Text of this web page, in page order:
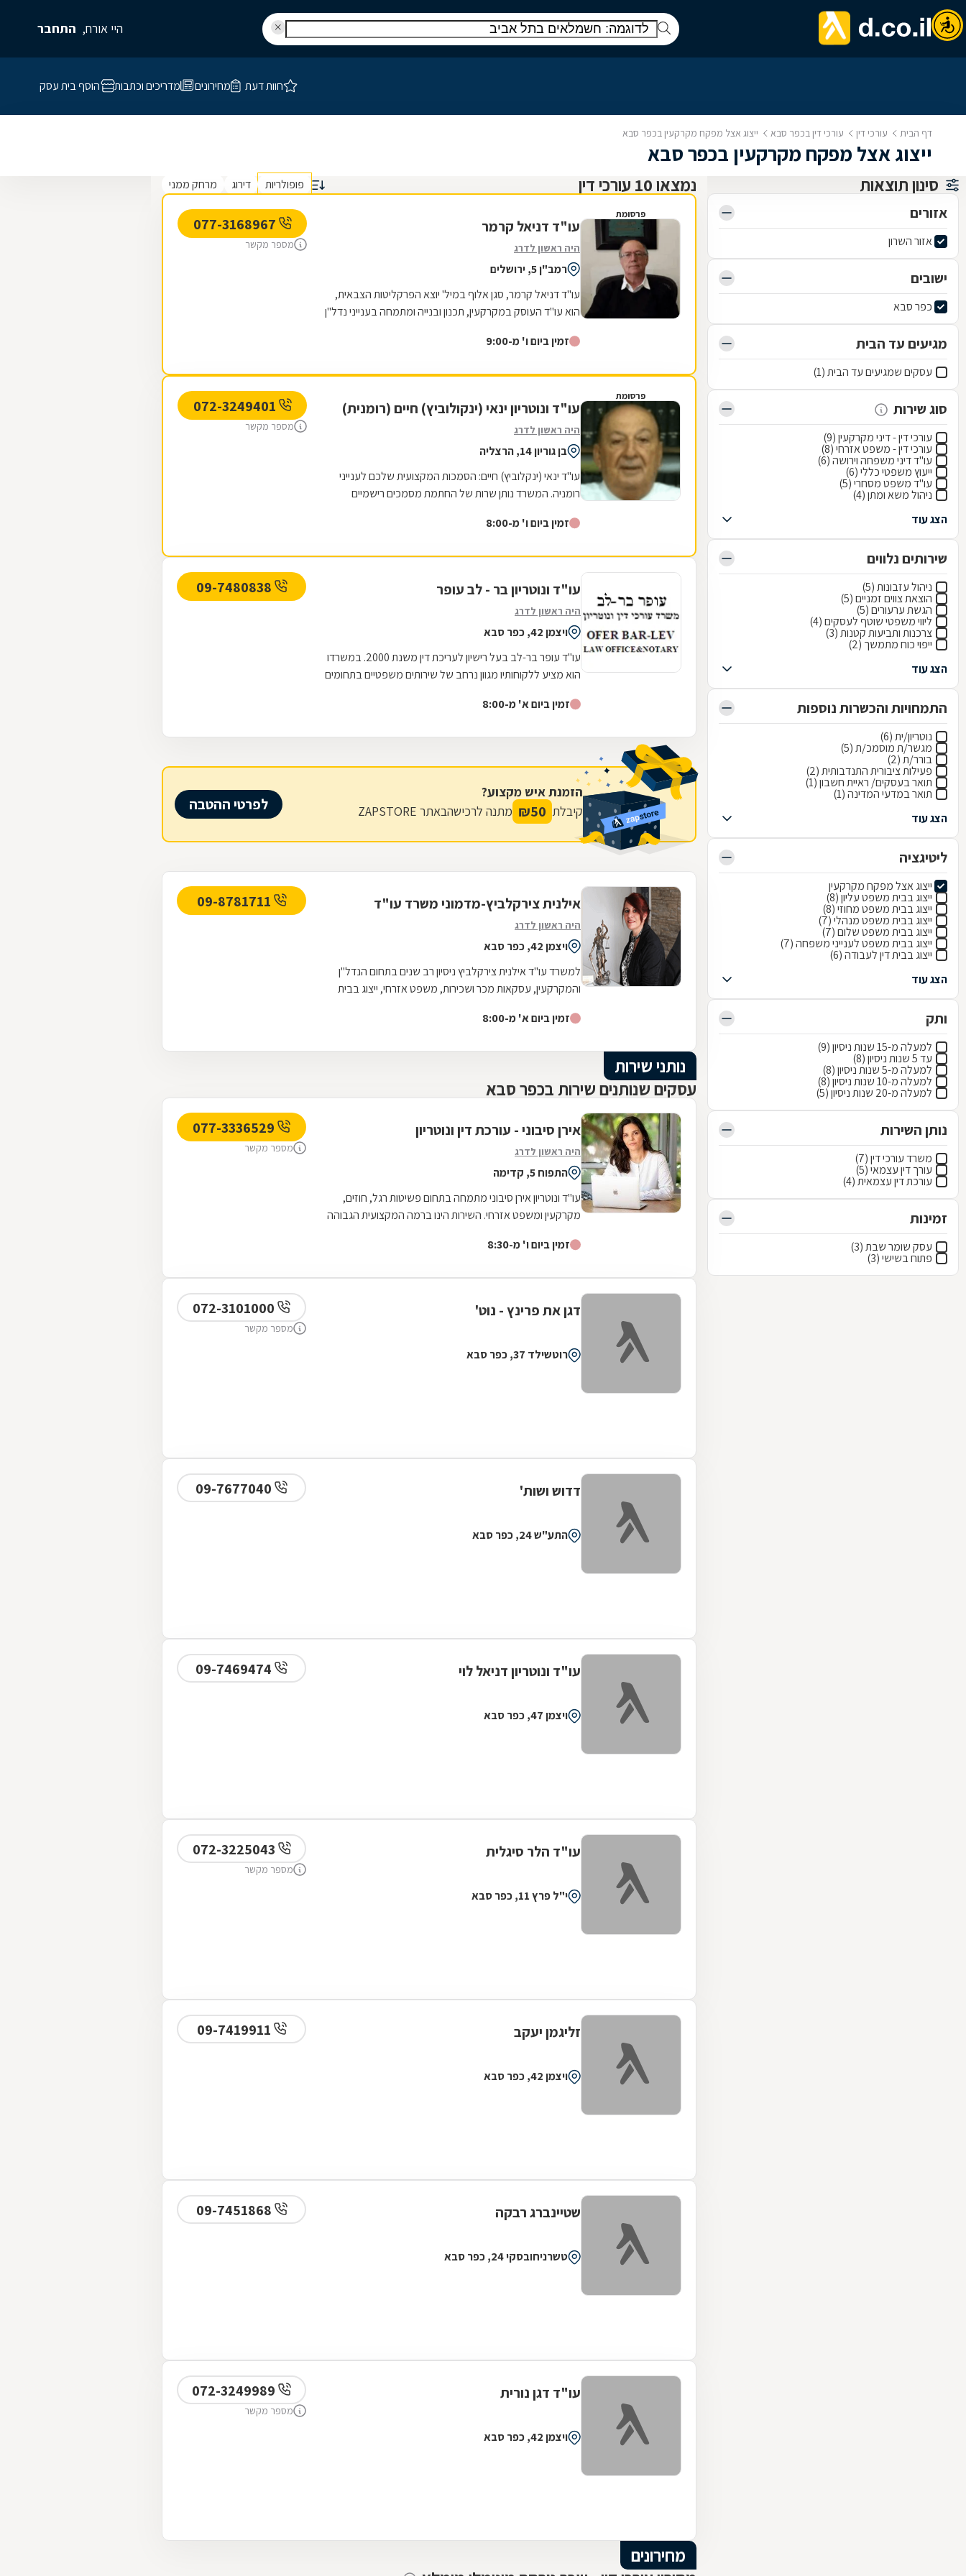
היי אורח, התחבר
חוות דעת מחירונים מדריכים וכתבות הוסף בית עסק
דף הבית עורכי דין עורכי דין בכפר סבא ייצוג אצל מפקח מקרקעין בכפר סבא
ייצוג אצל מפקח מקרקעין בכפר סבא
סינון תוצאות
אזורים
אזור השרון
ישובים
כפר סבא
מגיעים עד הבית
עסקים שמגיעים עד הבית (1)
סוג שירות
עורכי דין - דיני מקרקעין (9)
עורכי דין - משפט אזרחי (8)
עו"ד דיני משפחה וירושה (6)
ייעוץ משפטי כללי (6)
עו"ד משפט מסחרי (5)
ניהול משא ומתן (4)
הצג עוד
שירותים נלווים
ניהול עזבונות (5)
הוצאת צווים זמניים (5)
הגשת ערעורים (5)
ליווי משפטי שוטף לעסקים (4)
צרכנות ותביעות קטנות (3)
ייפוי כוח מתמשך (2)
הצג עוד
התמחויות והכשרות נוספות
נוטריון/ית (6)
מגשר/ת מוסמכ/ת (5)
בורר/ת (2)
פעילות ציבורית התנדבותית (2)
תואר בעסקים/ ראיית חשבון (1)
תואר במדעי המדינה (1)
הצג עוד
ליטיגציה
ייצוג אצל מפקח מקרקעין
ייצוג בבית משפט עליון (8)
ייצוג בבית משפט מחוזי (8)
ייצוג בבית משפט מנהלי (7)
ייצוג בבית משפט שלום (7)
ייצוג בבית משפט לענייני משפחה (7)
ייצוג בבית דין לעבודה (6)
הצג עוד
ותק
למעלה מ-15 שנות ניסיון (9)
עד 5 שנות ניסיון (8)
למעלה מ-5 שנות ניסיון (8)
למעלה מ-10 שנות ניסיון (8)
למעלה מ-20 שנות ניסיון (5)
נותן השירות
משרד עורכי דין (7)
עורך דין עצמאי (5)
עורכת דין עצמאית (4)
זמינות
עסק שומר שבת (3)
פתוח בשישי (3)
נמצאו 10 עורכי דין פופולריות דירוג מרחק ממני
פרסומת
עו"ד דניאל קרמר
היה ראשון לדרג
רמב"ן 5, ירושלים
עו"ד דניאל קרמר, סגן אלוף במיל' יוצא הפרקליטות הצבאית,
הוא עו"ד העוסק במקרקעין, תכנון ובנייה ומתמחה בענייני נדל"ן
זמין ביום ו' מ-9:00
מספר מקשר
פרסומת
עו"ד ונוטריון ינאי (ינקולוביץ) חיים (רומנית)
היה ראשון לדרג
בן גוריון 14, הרצליה
עו"ד ינאי (ינקלוביץ) חיים: הסמכות המקצועית שלכם לענייני
רומניה. המשרד נותן שרות של החתמת מסמכים רישמיים
זמין ביום ו' מ-8:00
מספר מקשר
עו"ד ונוטריון בר - לב עופר
היה ראשון לדרג
ויצמן 42, כפר סבא
עו"ד עופר בר-לב בעל רישיון לעריכת דין משנת 2000. במשרדו
הוא מציע ללקוחותיו מגוון נרחב של שירותים משפטיים בתחומים
זמין ביום א' מ-8:00
הזמנת איש מקצוע?
קיבלת 50
₪ מתנה לרכישהבאתר ZAPSTORE לפרטי ההטבה
אילנית צירקלביץ-מדמוני משרד עו"ד
היה ראשון לדרג
ויצמן 42, כפר סבא
למשרד עו"ד אילנית צירקלביץ ניסיון רב שנים בתחום הנדל"ן
והמקרקעין, עסקאות מכר ושכירות, משפט אזרחי, ייצוג בבית
זמין ביום א' מ-8:00
נותני שירות
עסקים שנותנים שירות בכפר סבא
אירן סיבוני - עורכת דין ונוטריון
היה ראשון לדרג
התפוח 5, קדימה
עו"ד ונוטריון אירן סיבוני מתמחה בתחום פשיטות רגל, חוזים,
מקרקעין ומשפט אזרחי. השירות הינו ברמה המקצועית הגבוהה
זמין ביום ו' מ-8:30
מספר מקשר
דגן את פרינץ - נוט'
רוטשילד 37, כפר סבא
מספר מקשר
דדוש ושות'
התע"ש 24, כפר סבא
עו"ד ונוטריון דניאל לוי
ויצמן 47, כפר סבא
עו"ד הלר סיגלית
י"ל פרץ 11, כפר סבא
מספר מקשר
זליגמן יעקב
ויצמן 42, כפר סבא
שטיינברג רבקה
טשרניחובסקי 24, כפר סבא
עו"ד דגן נורית
ויצמן 42, כפר סבא
מספר מקשר
מחירונים